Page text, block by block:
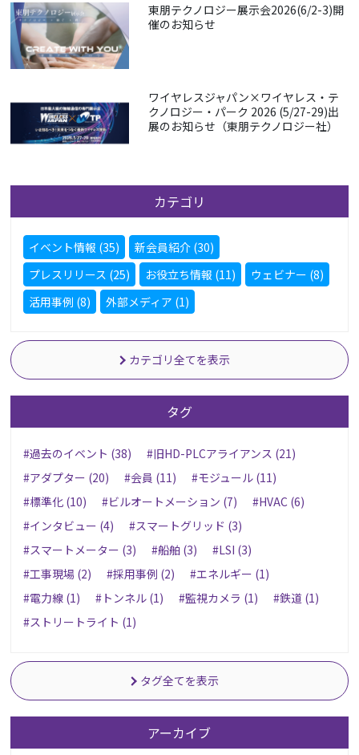
東朋テクノロジー展示会2026(6/2-3)開
催のお知らせ
ワイヤレスジャパン×ワイヤレス・テ
クノロジー・パーク 2026 (5/27-29)出
展のお知らせ（東朋テクノロジー社）
カテゴリ
イベント情報 (35)
新会員紹介 (30)
プレスリリース (25)
お役立ち情報 (11)
ウェビナー (8)
活用事例 (8)
外部メディア (1)
カテゴリ全てを表示
タグ
#過去のイベント (38)
#旧HD-PLCアライアンス (21)
#アダプター (20)
#会員 (11)
#モジュール (11)
#標準化 (10)
#ビルオートメーション (7)
#HVAC (6)
#インタビュー (4)
#スマートグリッド (3)
#スマートメーター (3)
#船舶 (3)
#LSI (3)
#工事現場 (2)
#採用事例 (2)
#エネルギー (1)
#電力線 (1)
#トンネル (1) #監視カメラ (1)
#鉄道 (1)
#ストリートライト (1)
タグ全てを表示
アーカイブ